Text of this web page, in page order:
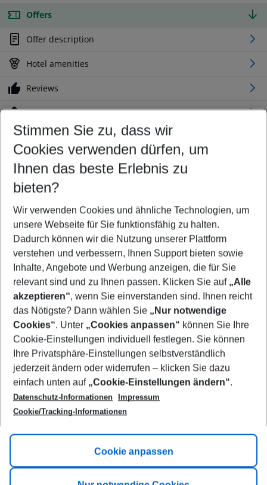
Offers
Offer description
Hotel amenities
Reviews
Location
Customize your offer
Find the perfect deal which suits your best
Your departure airport
Any airport
Select your date range
09/08/26–07/08/27 5-8 nights
Who will travel
2 adults No children
Show more filter
Footer
Footer navigation
Title A
Link A
Stimmen Sie zu, dass wir
Cookies verwenden dürfen, um
Ihnen das beste Erlebnis zu
bieten?
Wir verwenden Cookies und ähnliche Technologien, um
unsere Webseite für Sie funktionsfähig zu halten.
Dadurch können wir die Nutzung unserer Plattform
verstehen und verbessern, Ihnen Support bieten sowie
Inhalte, Angebote und Werbung anzeigen, die für Sie
relevant sind und zu Ihnen passen. Klicken Sie auf „Alle
akzeptieren“, wenn Sie einverstanden sind. Ihnen reicht
das Nötigste? Dann wählen Sie „Nur notwendige
Cookies“. Unter „Cookies anpassen“ können Sie Ihre
Cookie-Einstellungen individuell festlegen. Sie können
Ihre Privatsphäre-Einstellungen selbstverständlich
jederzeit ändern oder widerrufen – klicken Sie dazu
einfach unten auf „Cookie-Einstellungen ändern“.
Datenschutz-Informationen
Impressum
Cookie/Tracking-Informationen
Cookie anpassen